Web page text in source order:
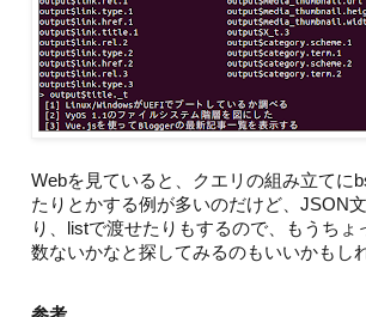
Webを見ていると、クエリの組み立てに
たりとかする例が多いのだけど、JSON
り、listで渡せたりもするので、もうちょ
数ないかなと探してみるのもいいかもし